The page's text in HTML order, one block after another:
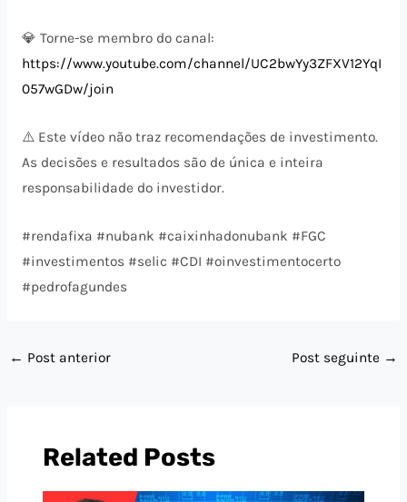
💎 Torne-se membro do canal:
https://www.youtube.com/channel/UC2bwYy3ZFXV12YqI
057wGDw/join
⚠️ Este vídeo não traz recomendações de investimento.
As decisões e resultados são de única e inteira
responsabilidade do investidor.
#rendafixa #nubank #caixinhadonubank #FGC
#investimentos #selic #CDI #oinvestimentocerto
#pedrofagundes
← Post anterior Post seguinte →
Related Posts